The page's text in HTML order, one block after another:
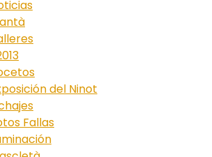
del Ninot
Fallas